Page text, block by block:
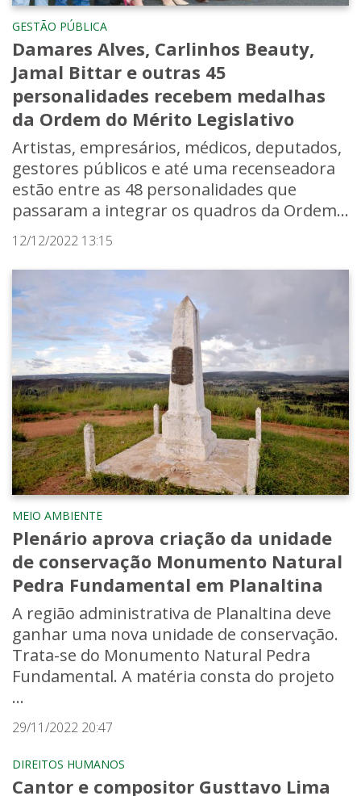
GESTÃO PÚBLICA
Damares Alves, Carlinhos Beauty,
Jamal Bittar e outras 45
personalidades recebem medalhas
da Ordem do Mérito Legislativo
Artistas, empresários, médicos, deputados,
gestores públicos e até uma recenseadora
estão entre as 48 personalidades que
passaram a integrar os quadros da Ordem...
12/12/2022 13:15
MEIO AMBIENTE
Plenário aprova criação da unidade
de conservação Monumento Natural
Pedra Fundamental em Planaltina
A região administrativa de Planaltina deve
ganhar uma nova unidade de conservação.
Trata-se do Monumento Natural Pedra
Fundamental. A matéria consta do projeto
...
29/11/2022 20:47
DIREITOS HUMANOS
Cantor e compositor Gusttavo Lima